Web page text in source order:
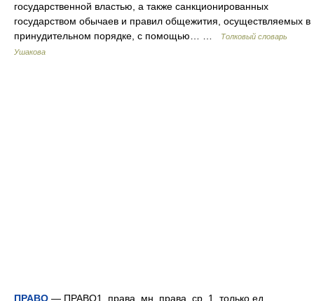
государственной властью, а также санкционированных
государством обычаев и правил общежития, осуществляемых в
принудительном порядке, с помощью… …
Толковый словарь
Ушакова
ПРАВО — ПРАВО1, права, мн. права, ср. 1. только ед.